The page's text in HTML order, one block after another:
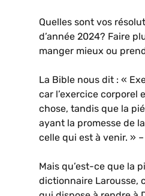
Quelles sont vos
d’année 2024? Faire
manger mieux ou
La Bible nous dit : «
car l’exercice corporel
chose, tandis que la
ayant la promesse de
celle qui est à venir. »
Mais qu’est-ce que la
dictionnaire Larousse,